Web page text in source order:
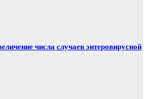
числа случаев энтеровирусной